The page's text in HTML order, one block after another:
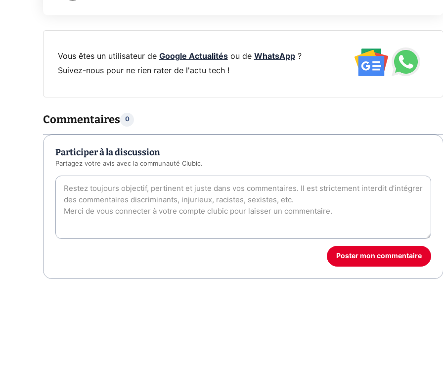
Vous êtes un utilisateur de Google Actualitésou de WhatsApp?
Suivez-nous pour ne rien rater de l'actu tech !
Commentaires 0
Participer à la discussion
Partagez votre avis avec la communauté Clubic.
Poster mon commentaire